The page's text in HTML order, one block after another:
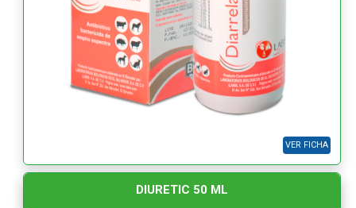
VER FICHA
DIURETIC 50 ML